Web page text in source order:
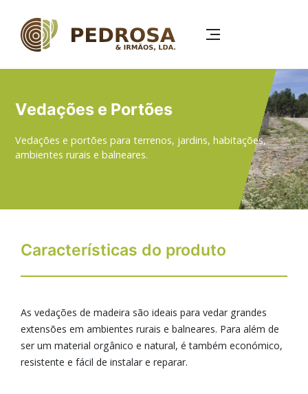
para
Vedações e Portões
Vedações e portões para terrenos, jardins, habitações,
ambientes rurais e balneares.
Características do produto
As vedações de madeira são ideais para vedar grandes
extensões em ambientes rurais e balneares. Para além de
ser um material orgânico e natural, é também económico,
resistente e fácil de instalar e reparar.